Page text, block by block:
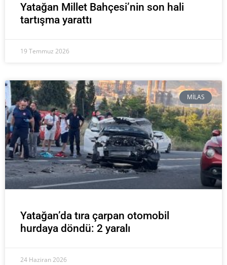
Yatağan Millet Bahçesi’nin son hali
tartışma yarattı
19 Temmuz 2026
MILAS
Yatağan’da tıra çarpan otomobil
hurdaya döndü: 2 yaralı
24 Haziran 2026